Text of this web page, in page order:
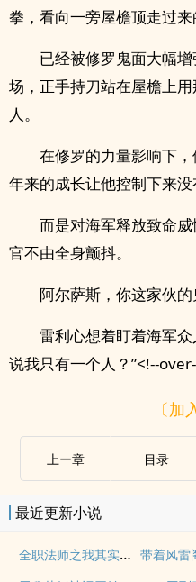
拳，看向一旁屋檐顶走过来
已经被修罗鬼面大幅
场，正手持刀站在屋檐上
人。
在修罗的力量影响下
年来的成长让他控制下来没
而是对海军释放致命
官不由全身颤抖。
阿尔萨斯，你这家伙的
雷利心想着盯着海军
说我只有一个人？”<!--
〔加
上ー章 目录
最近更新小说
全职法师之我其实是个大佬